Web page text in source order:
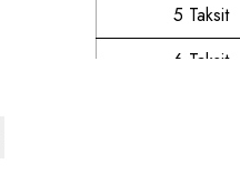
5 Taksit
6 Taksit